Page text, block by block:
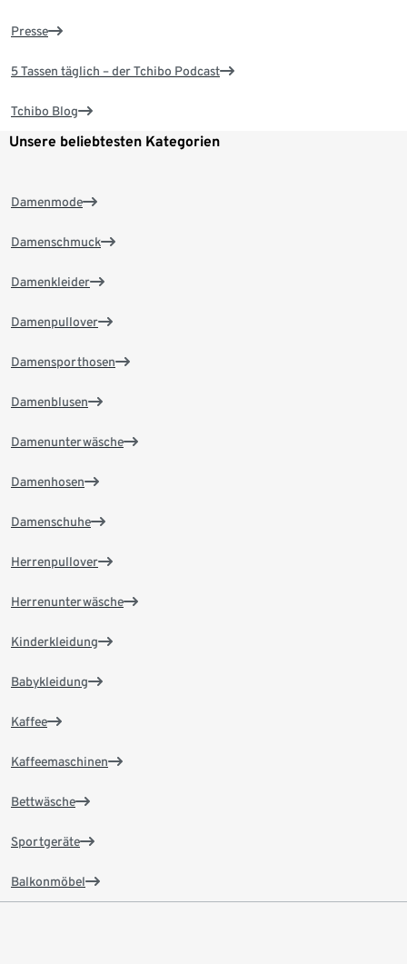
Presse
5 Tassen täglich – der Tchibo Podcast
Tchibo Blog
Unsere beliebtesten Kategorien
Damenmode
Damenschmuck
Damenkleider
Damenpullover
Damensporthosen
Damenblusen
Damenunterwäsche
Damenhosen
Damenschuhe
Herrenpullover
Herrenunterwäsche
Kinderkleidung
Babykleidung
Kaffee
Kaffeemaschinen
Bettwäsche
Sportgeräte
Balkonmöbel